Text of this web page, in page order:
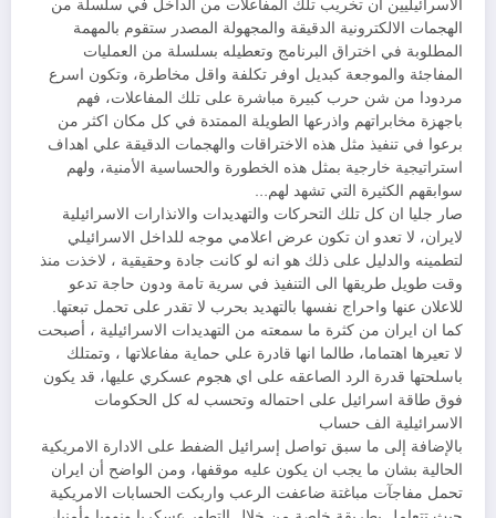
الاسرائيليين ان تخريب تلك المفاعلات من الداخل في سلسلة من
الهجمات الالكترونية الدقيقة والمجهولة المصدر ستقوم بالمهمة
المطلوبة في اختراق البرنامج وتعطيله بسلسلة من العمليات
المفاجئة والموجعة كبديل اوفر تكلفة واقل مخاطرة، وتكون اسرع
مردودا من شن حرب كبيرة مباشرة على تلك المفاعلات، فهم
باجهزة مخابراتهم واذرعها الطويلة الممتدة في كل مكان اكثر من
برعوا في تنفيذ مثل هذه الاختراقات والهجمات الدقيقة علي اهداف
استراتيجية خارجية بمثل هذه الخطورة والحساسية الأمنية، ولهم
سوابقهم الكثيرة التي تشهد لهم…
صار جليا ان كل تلك التحركات والتهديدات والانذارات الاسرائيلية
لايران، لا تعدو ان تكون عرض اعلامي موجه للداخل الاسرائيلي
لتطمينه والدليل على ذلك هو انه لو كانت جادة وحقيقية ، لاخذت منذ
وقت طويل طريقها الى التنفيذ في سرية تامة ودون حاجة تدعو
للاعلان عنها واحراج نفسها بالتهديد بحرب لا تقدر على تحمل تبعتها.
كما ان ايران من كثرة ما سمعته من التهديدات الاسرائيلية ، أصبحت
لا تعيرها اهتماما، طالما انها قادرة علي حماية مفاعلاتها ، وتمتلك
باسلحتها قدرة الرد الصاعقه على اي هجوم عسكري عليها، قد يكون
فوق طاقة اسرائيل على احتماله وتحسب له كل الحكومات
الاسرائيلية الف حساب
بالإضافة إلى ما سبق تواصل إسرائيل الضفط على الادارة الامريكية
الحالية بشان ما يجب ان يكون عليه موقفها، ومن الواضح أن ايران
تحمل مفاجآت مباغتة ضاعفت الرعب واربكت الحسابات الامريكية